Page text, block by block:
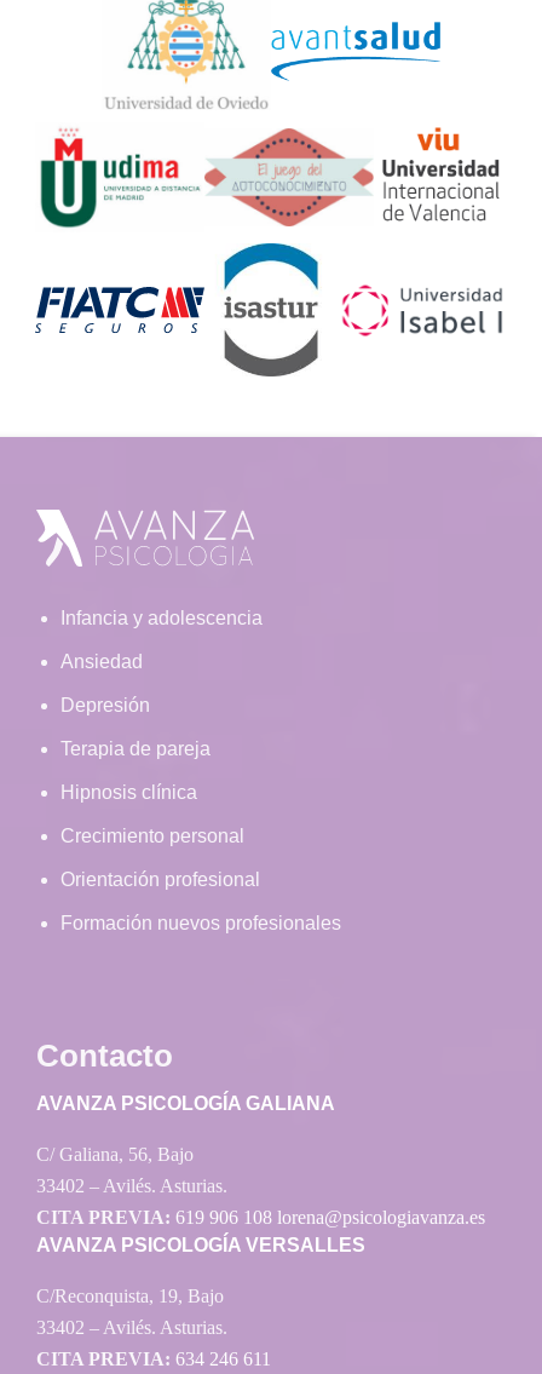
Widget
Logos
Footer
Infancia y adolescencia
Ansiedad
Depresión
Terapia de pareja
Hipnosis clínica
Crecimiento personal
Orientación profesional
Formación nuevos profesionales
Contacto
AVANZA PSICOLOGÍA GALIANA
C/ Galiana, 56, Bajo
33402 – Avilés. Asturias.
CITA PREVIA: 619 906 108 lorena@psicologiavanza.es
AVANZA PSICOLOGÍA VERSALLES
C/Reconquista, 19, Bajo
33402 – Avilés. Asturias.
CITA PREVIA: 634 246 611